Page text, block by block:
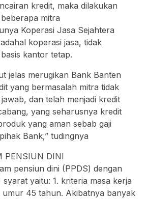
kredit, maka dilakukan
mitra
Koperasi Jasa Sejahtera
koperasi jasa, tidak
kantor tetap.
jelas merugikan Bank Banten
yang bermasalah mitra tidak
dan telah menjadi kredit
yang seharusnya kredit
yang aman sebab gaji
Bank,” tudingnya
PENSIUN DINI
pensiun dini (PPDS) dengan
yaitu: 1. kriteria masa kerja
umur 45 tahun. Akibatnya banyak